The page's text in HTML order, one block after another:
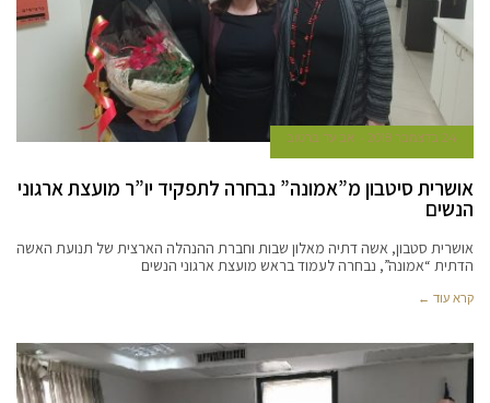
24 בדצמבר 2018 אביעד ברטוב
אושרית סיטבון מ”אמונה” נבחרה לתפקיד יו”ר מועצת ארגוני
הנשים
אושרית סטבון, אשה דתיה מאלון שבות וחברת ההנהלה הארצית של תנועת האשה
הדתית “אמונה”, נבחרה לעמוד בראש מועצת ארגוני הנשים
קרא עוד ←